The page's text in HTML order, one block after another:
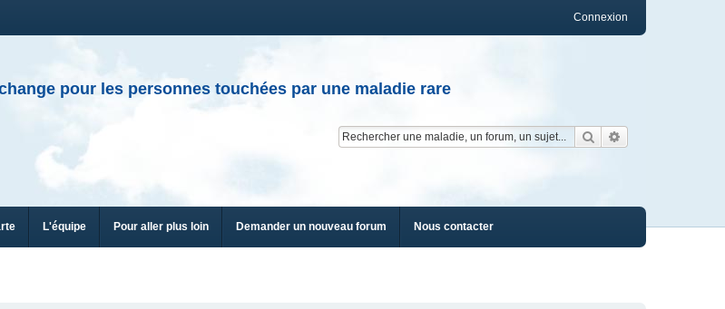
Connexion
pour les personnes touchées par une maladie rare
Rechercher
L'équipe Pour aller plus loin Demander un nouveau forum Nous contacter